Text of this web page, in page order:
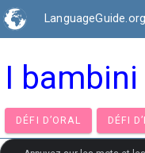
LanguageGuide.org
I
DÉFI D’ORAL